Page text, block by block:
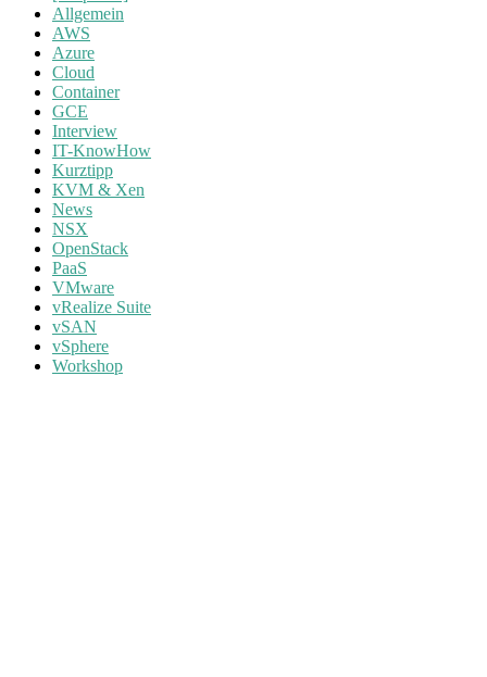
Allgemein
AWS
Azure
Cloud
Container
GCE
Interview
IT-KnowHow
Kurztipp
KVM & Xen
News
NSX
OpenStack
PaaS
VMware
vRealize Suite
vSAN
vSphere
Workshop